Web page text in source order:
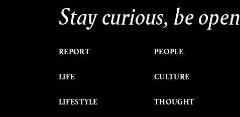
Stay curious, be open
REPORT
LIFE
LIFESTYLE
PEOPLE
CULTURE
THOUGHT